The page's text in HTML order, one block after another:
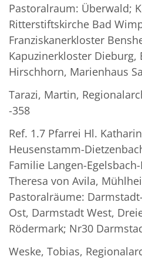
Pastoralraum: Überwald;
Ritterstiftskirche Bad
Franziskanerkloster
Kapuzinerkloster Dieburg,
Hirschhorn, Marienhaus
Tarazi, Martin,
-358
Ref. 1.7 Pfarrei Hl.
Heusenstamm-
Familie Langen-
Theresa von Avila,
Pastoralräume:
Ost, Darmstadt West,
Rödermark; Nr30
Weske, Tobias,